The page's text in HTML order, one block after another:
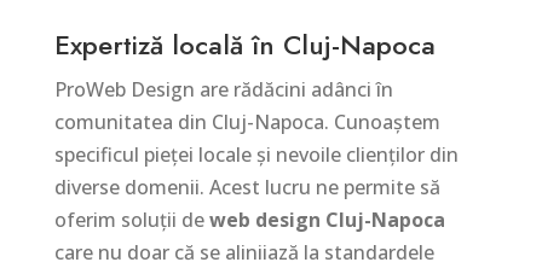
Expertiză locală în Cluj-Napoca
ProWeb Design are rădăcini adânci în
comunitatea din Cluj-Napoca. Cunoaștem
specificul pieței locale și nevoile clienților din
diverse domenii. Acest lucru ne permite să
oferim soluții deweb design Cluj-Napoca
care nu doar că se aliniiază la standardele